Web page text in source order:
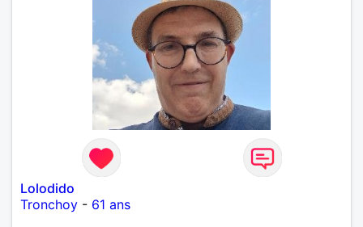
Lolodido
Tronchoy - 61 ans